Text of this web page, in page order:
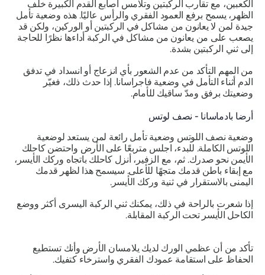
الكعبين، مع تقارب الركبتين وتلامس أصابع القدم الكبيرة خلف
الظهر، يسمح برفع العمود الفقري والرأس عاليًا. هذه وضعية تأمل
جيدة لمن لا يعانون من مشاكل في الركبتين أو الوركين، ولكن قد
يصعب على من يعانون من مشاكل في الركبة أداءها نظرًا للحاجة
إلى ثني الركبتين بشدة.
من المهم التأكد من عدم الشعور بأي انزعاج أو انسداد في تدفق
الدم أثناء التأمل في وضعية فاجراسانا. إذا حدث ذلك، فغيّر
وضعيتك برفق ومدّ ساقيك للأمام.
أرضا بادماسانا - نصف لوتس
وضعية نصف اللوتس وضعية تأمل رائعة لمن يستعد لوضعية
اللوتس الكاملة. للبدء، اجلس متربعًا على الأرض واحتضن كاحلك
الأيمن نحو صدرك. ثم، مع الزفير، أنزل كاحلك باتجاه وركك الأيسر،
مع إبقاء باطن قدمك متجهًا للأعلى. سيسمح هذا لظهر قدمك
اليمنى بالاستقرار في ثنية وركك الأيسر.
إذا شعرت بالراحة في ذلك، يمكنك ثني الركبة اليسرى أكثر ووضع
الكاحل الأيسر تحت الركبة المقابلة.
تأكد من أن عظمي الورك لديك يلامسان الأرض وأنك تستطيع
الحفاظ على استقامة عمودك الفقري واسترخاء كتفيك.